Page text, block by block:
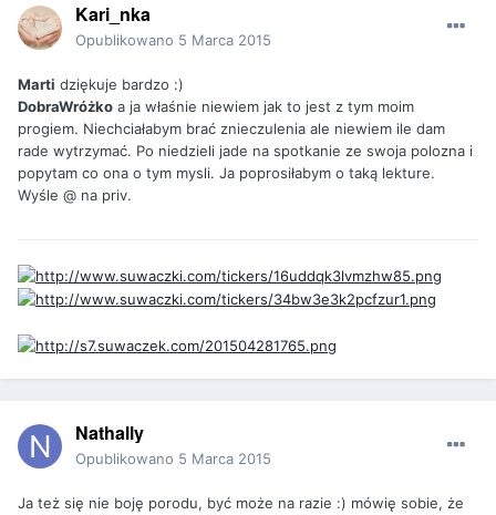
Kari_nka
Opublikowano 5 Marca 2015
Marti dziękuje bardzo :)
DobraWróżko a ja właśnie niewiem jak to jest z tym moim
progiem. Niechciałabym brać znieczulenia ale niewiem ile dam
rade wytrzymać. Po niedzieli jade na spotkanie ze swoja polozna i
popytam co ona o tym mysli. Ja poprosiłabym o taką lekture.
Wyśle @ na priv.
Nathally
Opublikowano 5 Marca 2015
Ja też się nie boję porodu, być może na razie :) mówię sobie, że